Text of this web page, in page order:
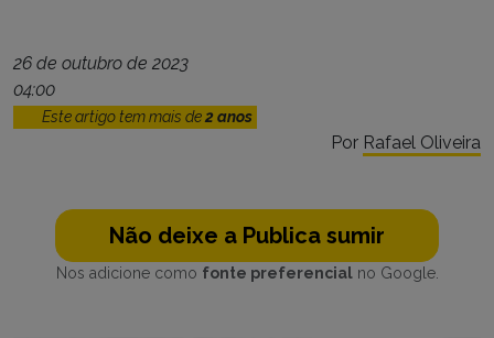
26 de outubro de 2023
04:00
Este artigo tem mais de2 anos
Por Rafael Oliveira
Não deixe a Publica sumir
Nos adicione como fonte preferencialno Google.